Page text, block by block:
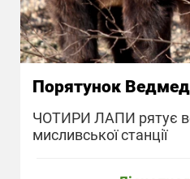
Порятунок
ЧОТИРИ ЛАПИ рятує
мисливської станції